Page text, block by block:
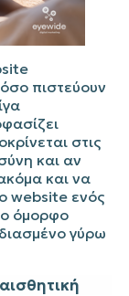
πιστεύουν
στις
και αν
και να
website ενός
όμορφο
γύρω